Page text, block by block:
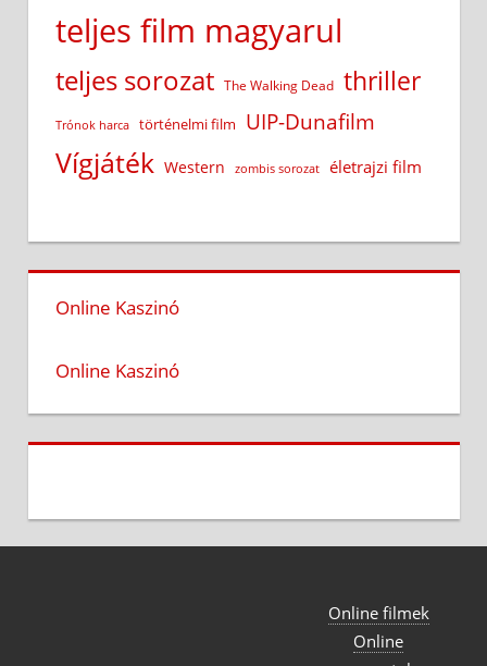
teljes film magyarul
teljes sorozat The Walking Dead thriller
Trónok harca történelmi film UIP-Dunafilm
Vígjáték Western zombis sorozat életrajzi film
Online Kaszinó
Online Kaszinó
Online filmek
Online